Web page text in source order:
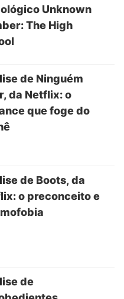
Unknown
The High
de Ninguém
da Netflix: o
que foge do
de Boots, da
o preconceito e
de